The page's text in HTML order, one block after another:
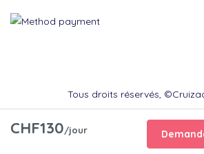
CHF130/jour
Tous droits réservés,